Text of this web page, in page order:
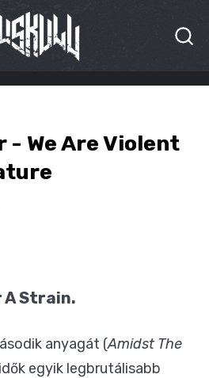
- We Are Violent
A Strain.
anyagát (Amidst The
egyik legbrutálisabb